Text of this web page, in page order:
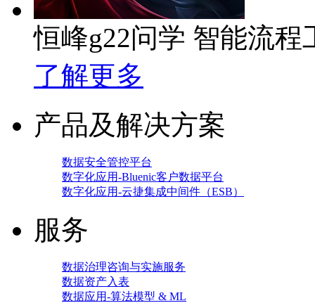
恒峰g22问学 智能流程
了解更多
产品及解决方案
数据安全管控平台
数字化应用-Bluenic客户数据平台
数字化应用-云捷集成中间件（ESB）
服务
数据治理咨询与实施服务
数据资产入表
数据应用-算法模型 & ML